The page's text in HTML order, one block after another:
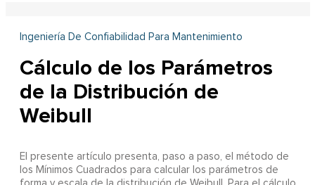
Ingeniería De Confiabilidad Para Mantenimiento
Cálculo de los Parámetros
de la Distribución de
Weibull
El presente artículo presenta, paso a paso, el método de
los Mínimos Cuadrados para calcular los parámetros de